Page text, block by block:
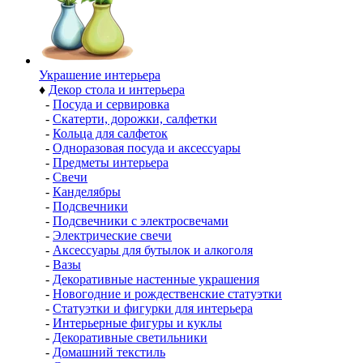
Украшение интерьера
♦ Декор стола и интерьера
- Посуда и сервировка
- Скатерти, дорожки, салфетки
- Кольца для салфеток
- Одноразовая посуда и аксессуары
- Предметы интерьера
- Свечи
- Канделябры
- Подсвечники
- Подсвечники с электросвечами
- Электрические свечи
- Аксессуары для бутылок и алкоголя
- Вазы
- Декоративные настенные украшения
- Новогодние и рождественские статуэтки
- Статуэтки и фигурки для интерьера
- Интерьерные фигуры и куклы
- Декоративные светильники
- Домашний текстиль